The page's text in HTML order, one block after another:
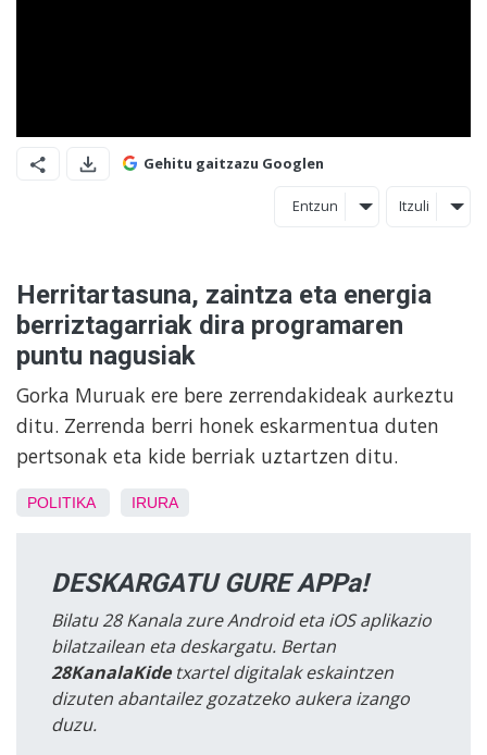
Gehitu gaitzazu Googlen
Entzun Itzuli
Herritartasuna, zaintza eta energia
berriztagarriak dira programaren
puntu nagusiak
Gorka Muruak ere bere zerrendakideak aurkeztu
ditu. Zerrenda berri honek eskarmentua duten
pertsonak eta kide berriak uztartzen ditu.
POLITIKA IRURA
DESKARGATU GURE APPa!
Bilatu 28 Kanala zure Android eta iOS aplikazio
bilatzailean eta deskargatu. Bertan
28KanalaKidetxartel digitalak eskaintzen
dizuten abantailez gozatzeko aukera izango
duzu.